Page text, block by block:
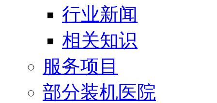
行业新闻
相关知识
服务项目
部分装机医院